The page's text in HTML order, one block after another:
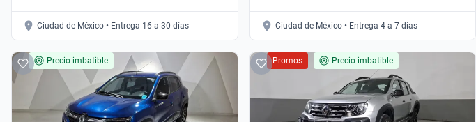
Ciudad de México • Entrega 16 a 30 días Ciudad de México • Entrega 4 a 7 días
Precio imbatible Promos Precio imbatible